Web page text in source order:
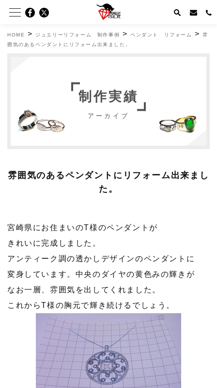
HOME > ジュエリーリフォーム 制作事例 >ペンダント リフォーム >雰
囲気のあるペンダントにリフォーム出来ました。
制作実績
アーカイブ
雰囲気のあるペンダントにリフォーム出来まし
た。
宮崎県にお住まいのT様のペンダントが
きれいに完成しました。
アンティーク調の透かしデザインのペンダントに
変身しています。中央のダイヤの黄色みの輝きが
なお一層、雰囲気を出してくれました。
これからT様の胸元で輝き続けるでしょう。